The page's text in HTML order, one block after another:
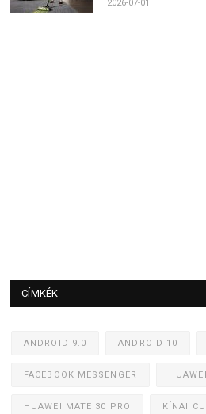
2026-07-01
CÍMKÉK
ANDROID 9.0 ANDROID 10
FACEBOOK MESSENGER
HUAWEI MATE 30 PRO KÍNAI